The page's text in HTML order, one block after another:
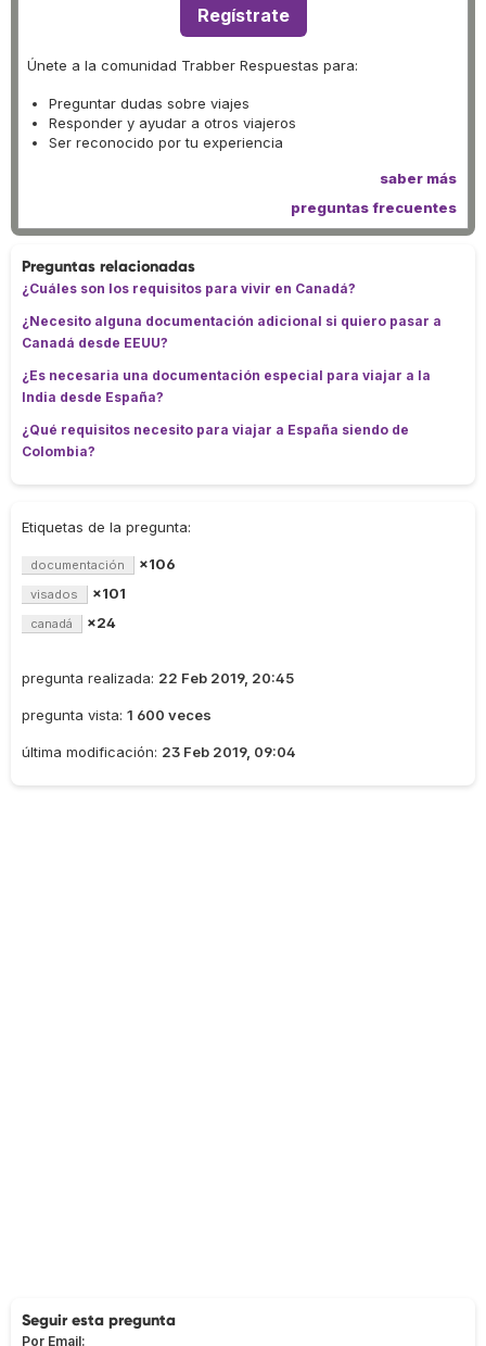
Regístrate
Únete a la comunidad Trabber Respuestas para:
Preguntar dudas sobre viajes
Responder y ayudar a otros viajeros
Ser reconocido por tu experiencia
saber más
preguntas frecuentes
Preguntas relacionadas
¿Cuáles son los requisitos para vivir en Canadá?
¿Necesito alguna documentación adicional si quiero pasar a
Canadá desde EEUU?
¿Es necesaria una documentación especial para viajar a la
India desde España?
¿Qué requisitos necesito para viajar a España siendo de
Colombia?
Etiquetas de la pregunta:
documentación ×106
visados ×101
canadá ×24
pregunta realizada: 22 Feb 2019, 20:45
pregunta vista: 1 600 veces
última modificación: 23 Feb 2019, 09:04
Seguir esta pregunta
Por Email: